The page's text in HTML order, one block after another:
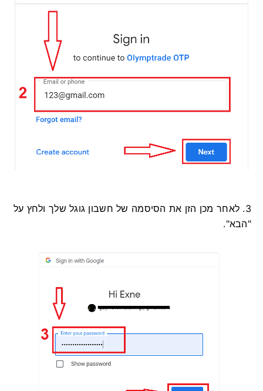
3. לאחר מכן הזן את הסיסמה של חשבון גוגל שלך ולחץ על
"הבא".